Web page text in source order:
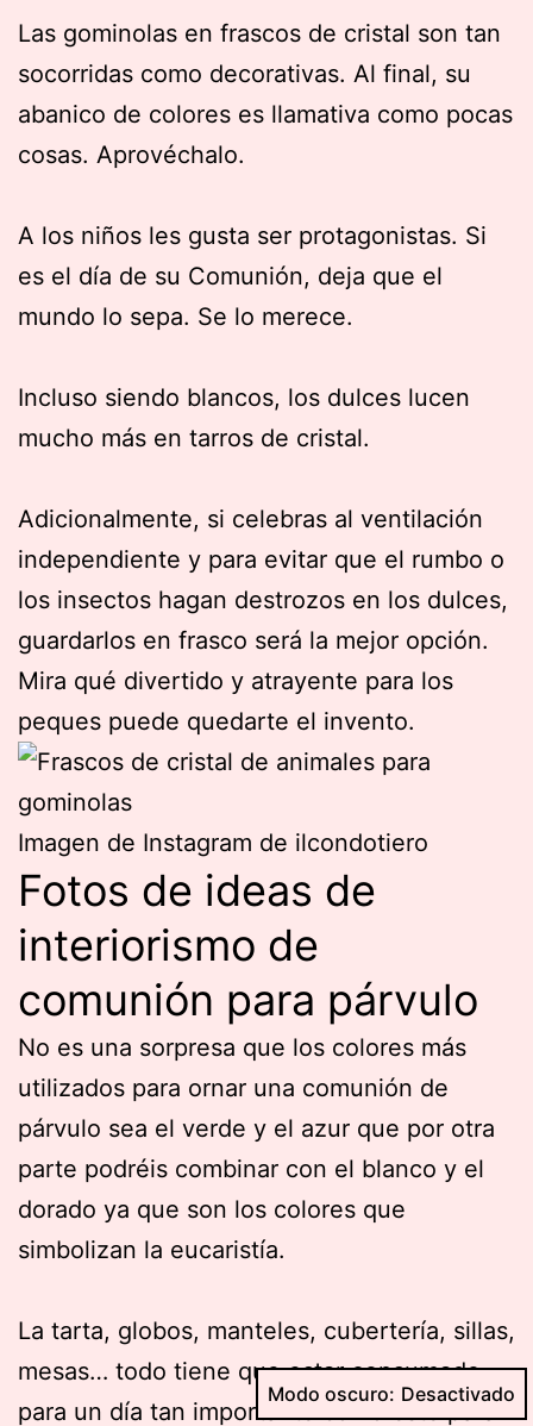
Las gominolas en frascos de cristal son tan
socorridas como decorativas. Al final, su
abanico de colores es llamativa como pocas
cosas. Aprovéchalo.
A los niños les gusta ser protagonistas. Si
es el día de su Comunión, deja que el
mundo lo sepa. Se lo merece.
Incluso siendo blancos, los dulces lucen
mucho más en tarros de cristal.
Adicionalmente, si celebras al ventilación
independiente y para evitar que el rumbo o
los insectos hagan destrozos en los dulces,
guardarlos en frasco será la mejor opción.
Mira qué divertido y atrayente para los
peques puede quedarte el invento.
Imagen de Instagram de ilcondotiero
Fotos de ideas de
interiorismo de
comunión para párvulo
No es una sorpresa que los colores más
utilizados para ornar una comunión de
párvulo sea el verde y el azur que por otra
parte podréis combinar con el blanco y el
dorado ya que son los colores que
simbolizan la eucaristía.
La tarta, globos, manteles, cubertería, sillas,
mesas… todo tiene que estar consumado
para un día tan importante como este para
Modo oscuro: